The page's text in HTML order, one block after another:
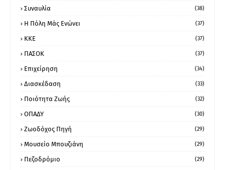
Συναυλία (38)
Η Πόλη Μάς Ενώνει (37)
ΚΚΕ (37)
ΠΑΣΟΚ (37)
Επιχείρηση (34)
Διασκέδαση (33)
Ποιότητα Ζωής (32)
ΟΠΑΔΥ (30)
Ζωοδόχος Πηγή (29)
Μουσείο Μπουζιάνη (29)
Πεζοδρόμιο (29)